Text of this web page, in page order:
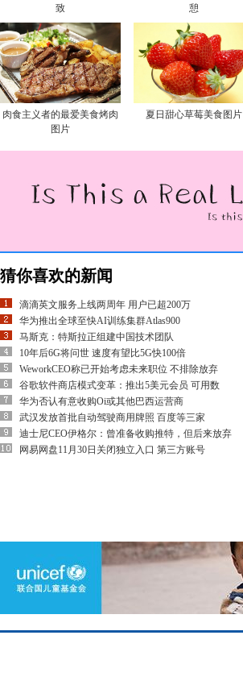
致
憩
肉食主义者的最爱美食烤肉
图片
夏日甜心草莓美食图片
猜你喜欢的新闻
滴滴英文服务上线两周年 用户已超200万
华为推出全球至快AI训练集群Atlas900
马斯克：特斯拉正组建中国技术团队
10年后6G将问世 速度有望比5G快100倍
WeworkCEO称已开始考虑未来职位 不排除放弃
谷歌软件商店模式变革：推出5美元会员 可用数
华为否认有意收购Oi或其他巴西运营商
武汉发放首批自动驾驶商用牌照 百度等三家
迪士尼CEO伊格尔：曾准备收购推特，但后来放弃
网易网盘11月30日关闭独立入口 第三方账号